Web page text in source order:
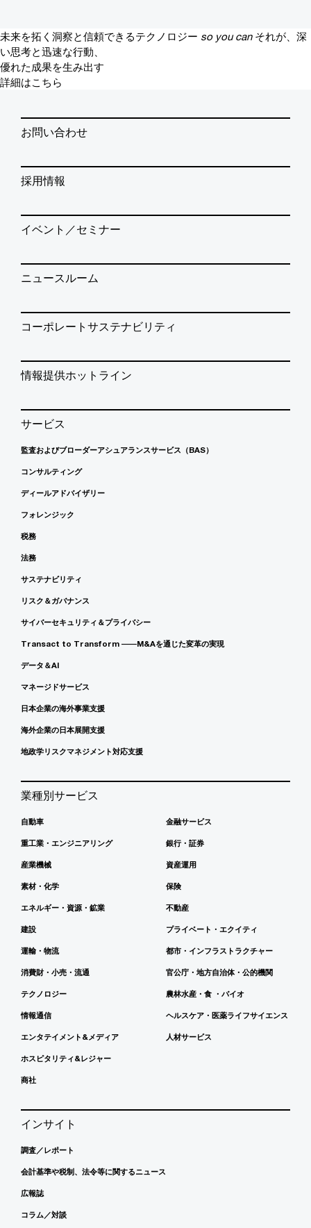
未来を拓く洞察と信頼できるテクノロジー so you can それが、深
い思考と迅速な行動、
優れた成果を生み出す
詳細はこちら
お問い合わせ
採用情報
イベント／セミナー
ニュースルーム
コーポレートサステナビリティ
情報提供ホットライン
サービス
監査およびブローダーアシュアランスサービス（BAS）
コンサルティング
ディールアドバイザリー
フォレンジック
税務
法務
サステナビリティ
リスク＆ガバナンス
サイバーセキュリティ＆プライバシー
Transact to Transform ――M&Aを通じた変革の実現
データ＆AI
マネージドサービス
日本企業の海外事業支援
海外企業の日本展開支援
地政学リスクマネジメント対応支援
業種別サービス
自動車
重工業・エンジニアリング
産業機械
素材・化学
エネルギー・資源・鉱業
建設
運輸・物流
消費財・小売・流通
テクノロジー
情報通信
エンタテイメント&メディア
ホスピタリティ&レジャー
商社
金融サービス
銀行・証券
資産運用
保険
不動産
プライベート・エクイティ
都市・インフラストラクチャー
官公庁・地方自治体・公的機関
農林水産・食 ・バイオ
ヘルスケア・医薬ライフサイエンス
人材サービス
インサイト
調査／レポート
会計基準や税制、法令等に関するニュース
広報誌
コラム／対談